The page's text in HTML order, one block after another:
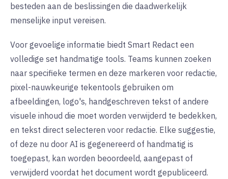
besteden aan de beslissingen die daadwerkelijk
menselijke input vereisen.
Voor gevoelige informatie biedt Smart Redact een
volledige set handmatige tools. Teams kunnen zoeken
naar specifieke termen en deze markeren voor redactie,
pixel-nauwkeurige tekentools gebruiken om
afbeeldingen, logo's, handgeschreven tekst of andere
visuele inhoud die moet worden verwijderd te bedekken,
en tekst direct selecteren voor redactie. Elke suggestie,
of deze nu door AI is gegenereerd of handmatig is
toegepast, kan worden beoordeeld, aangepast of
verwijderd voordat het document wordt gepubliceerd.